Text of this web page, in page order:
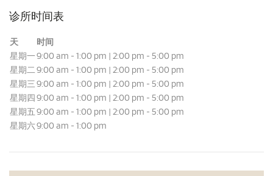
诊所时间表
天
时间
星期一 9:00 am - 1:00 pm | 2:00 pm - 5:00 pm
星期二 9:00 am - 1:00 pm | 2:00 pm - 5:00 pm
星期三 9:00 am - 1:00 pm | 2:00 pm - 5:00 pm
星期四 9:00 am - 1:00 pm | 2:00 pm - 5:00 pm
星期五 9:00 am - 1:00 pm | 2:00 pm - 5:00 pm
星期六9:00 am - 1:00 pm